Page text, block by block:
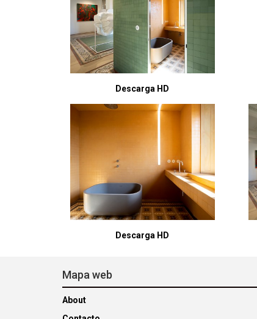
Descarga HD
Descarga HD
Mapa web
About